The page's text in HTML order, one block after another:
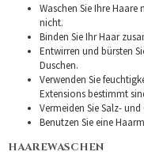
Waschen Sie Ihre Haare
nicht.
Binden Sie Ihr Haar
Entwirren und bürsten
Duschen.
Verwenden Sie
Extensions bestimmt
Vermeiden Sie Salz- und
Benutzen Sie eine
HAAREWASCHEN